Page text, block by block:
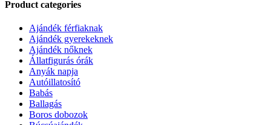
Product categories
Ajándék férfiaknak
Ajándék gyerekeknek
Ajándék nőknek
Állatfigurás órák
Anyák napja
Autóillatosító
Babás
Ballagás
Boros dobozok